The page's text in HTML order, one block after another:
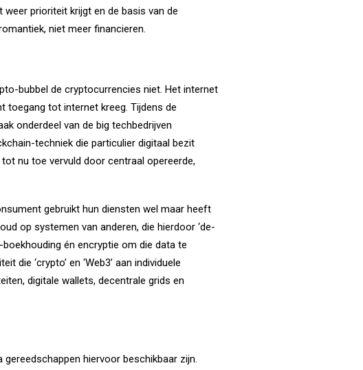
weer prioriteit krijgt en de basis van de
niet meer financieren.
bubbel de cryptocurrencies niet. Het internet
tot internet kreeg. Tijdens de
onderdeel van de big techbedrijven
techniek die particulier digitaal bezit
nu toe vervuld door centraal opereerde,
gebruikt hun diensten wel maar heeft
op systemen van anderen, die hierdoor ‘de-
én encryptie om die data te
die ‘crypto’ en ‘Web3’ aan individuele
digitale wallets, decentrale grids en
hiervoor beschikbaar zijn.